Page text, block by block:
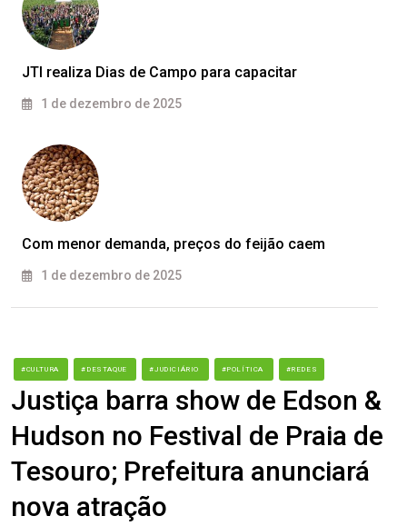
JTI realiza Dias de Campo para capacitar
1 de dezembro de 2025
Com menor demanda, preços do feijão caem
1 de dezembro de 2025
#CULTURA #DESTAQUE #JUDICIÁRIO #POLÍTICA #REDES
Justiça barra show de Edson &
Hudson no Festival de Praia de
Tesouro; Prefeitura anunciará
nova atração